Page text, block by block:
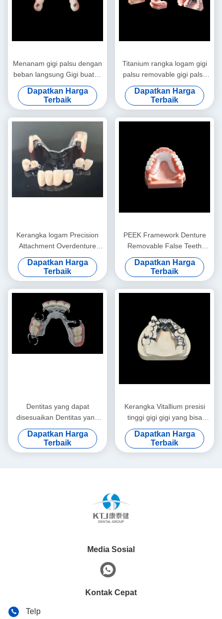
Menanam gigi palsu dengan
beban langsung Gigi buatan
yang bisa dilepas dengan
warna merah muda terang
Dapatkan Harga
Terbaik
Titanium rangka logam gigi
palsu removable gigi palsu
Custom
Dapatkan Harga
Terbaik
Kerangka logam Precision
Attachment Overdenture
Dental removable Denture
Dapatkan Harga
Terbaik
PEEK Framework Denture
Removable False Teeth
Custom
Dapatkan Harga
Terbaik
Dentitas yang dapat
disesuaikan Dentitas yang
bisa dilepas Kerangka
Titanium Kerangka logam
gigi
Dapatkan Harga
Terbaik
Kerangka Vitallium presisi
tinggi gigi gigi yang bisa
dilepas Kelas 2
Dapatkan Harga
Terbaik
Media Sosial
Kontak Cepat
Telp